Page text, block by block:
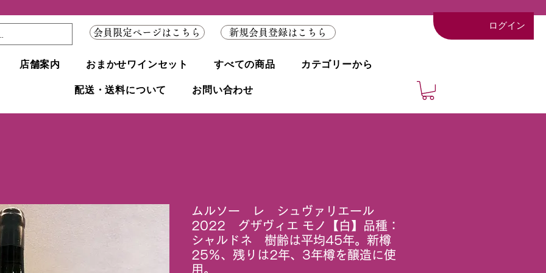
ログイン
会員限定ページはこちら 新規会員登録はこちら
店舗案内 おまかせワインセット すべての商品 カテゴリーから
配送・送料について お問い合わせ
ムルソー レ シュヴァリエール
2022 グザヴィエ モノ【白】品種：
シャルドネ 樹齢は平均45年。新樽
25％、残りは2年、3年樽を醸造に使
用。